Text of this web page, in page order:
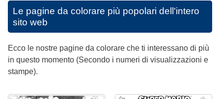
Le pagine da colorare più popolari dell'intero
sito web
Ecco le nostre pagine da colorare che ti interessano di più
in questo momento (Secondo i numeri di visualizzazioni e
stampe).